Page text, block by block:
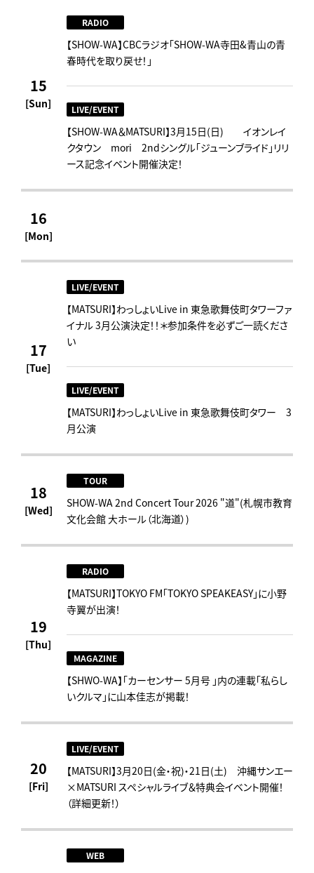
15
[Sun]
RADIO
【SHOW-WA】CBCラジオ｢SHOW-WA寺田&青山の青
春時代を取り戻せ！｣
LIVE/EVENT
【SHOW-WA＆MATSURI】3月15日(日) イオンレイ
クタウン mori 2ndシングル「ジューンブライド」リリ
ース記念イベント開催決定！
16
[Mon]
17
[Tue]
LIVE/EVENT
【MATSURI】わっしょいLive in 東急歌舞伎町タワーファ
イナル 3月公演決定！！＊参加条件を必ずご一読くださ
い
LIVE/EVENT
【MATSURI】わっしょいLive in 東急歌舞伎町タワー 3
月公演
18
[Wed]
TOUR
SHOW-WA 2nd Concert Tour 2026 "道"(札幌市教育
文化会館 大ホール（北海道）)
19
[Thu]
RADIO
【MATSURI】TOKYO FM「TOKYO SPEAKEASY」に小野
寺翼が出演！
MAGAZINE
【SHWO-WA】「カーセンサー 5月号 」内の連載「私らし
いクルマ」に山本佳志が掲載！
20
[Fri]
LIVE/EVENT
【MATSURI】3月20日(金・祝)・21日(土) 沖縄サンエー
×MATSURI スペシャルライブ＆特典会イベント開催！
（詳細更新！）
WEB